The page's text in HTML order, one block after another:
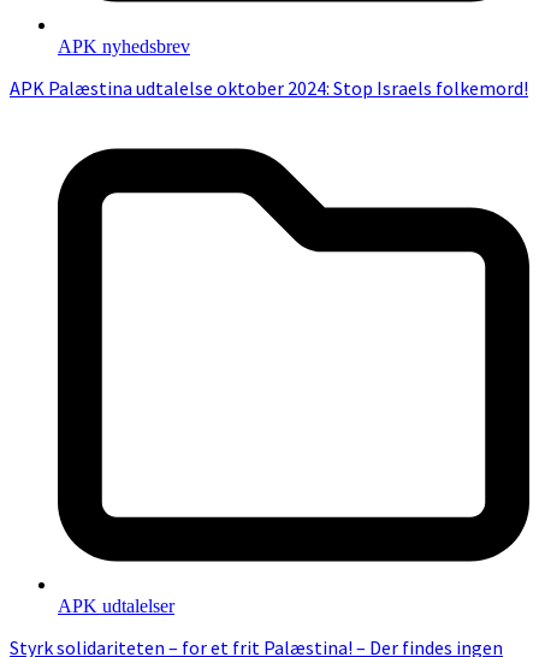
APK nyhedsbrev
APK Palæstina udtalelse oktober 2024: Stop Israels folkemord!
APK udtalelser
Styrk solidariteten – for et frit Palæstina! – Der findes ingen